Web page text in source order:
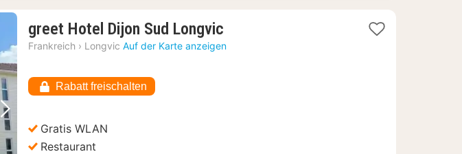
Nächstes Bild
greet Hotel Dijon Sud Longvic
Nacht
Frankreich › Longvic Auf der Karte anzeigen
Rabatt freischalten
Gratis WLAN
Restaurant